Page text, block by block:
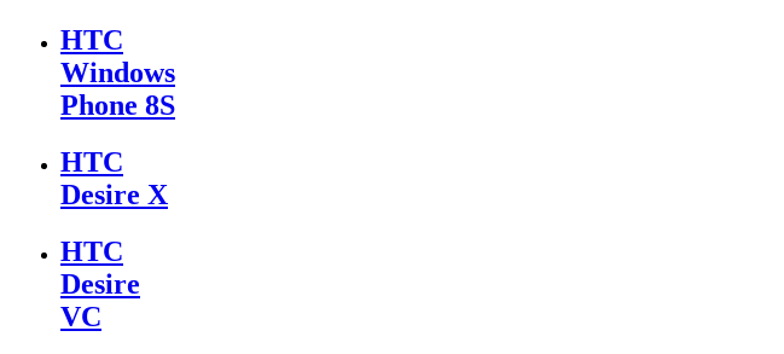
HTC
Windows
Phone 8S
HTC
Desire X
HTC
Desire
VC